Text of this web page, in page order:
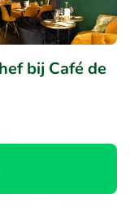
bij Café de